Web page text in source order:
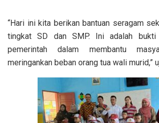
“Hari ini kita berikan bantuan seragam
tingkat SD dan SMP. Ini adalah bukti
pemerintah dalam membantu
meringankan beban orang tua wali murid,”